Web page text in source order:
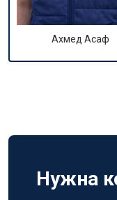
Ахмед Асаф
Нужна